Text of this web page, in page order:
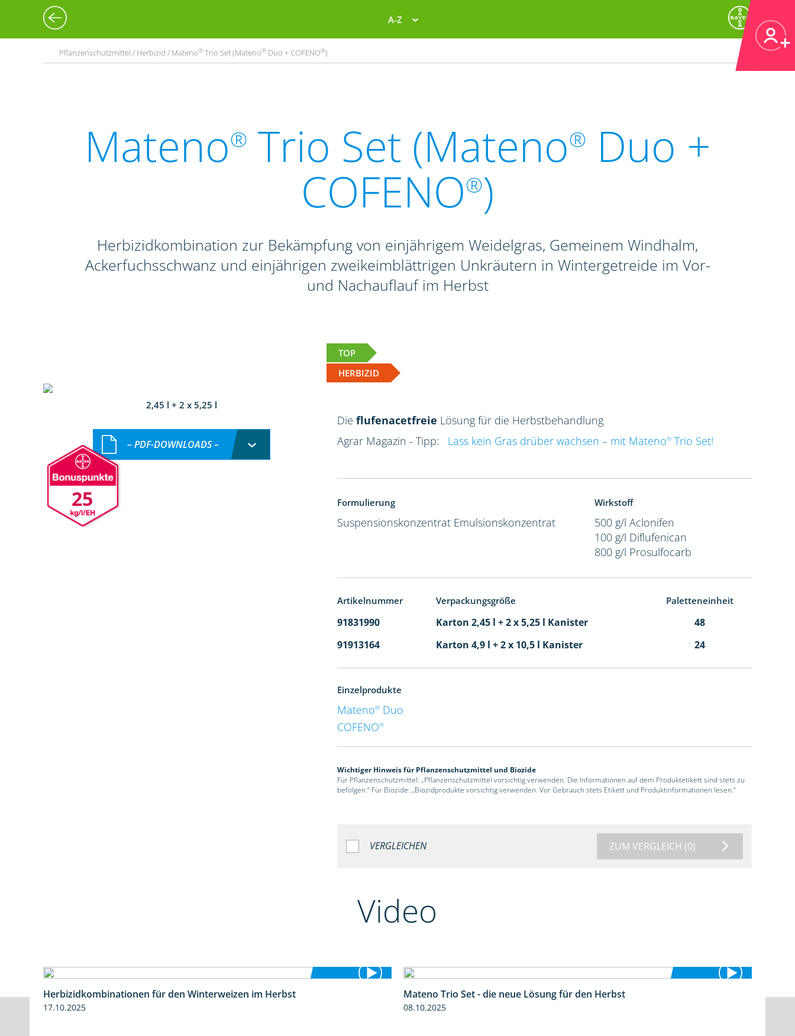
A-Z
Pflanzenschutzmittel / Herbizid / Mateno® Trio Set (Mateno® Duo + COFENO®)
Mateno® Trio Set (Mateno® Duo +
COFENO®)
Herbizidkombination zur Bekämpfung von einjährigem Weidelgras, Gemeinem Windhalm,
Ackerfuchsschwanz und einjährigen zweikeimblättrigen Unkräutern in Wintergetreide im Vor-
und Nachauflauf im Herbst
TOP
HERBIZID
2,45 l + 2 x 5,25 l
25
– PDF-DOWNLOADS –
Dieflufenacetfreie Lösung für die Herbstbehandlung
Agrar Magazin - Tipp:
Lass kein Gras drüber wachsen – mit Mateno® Trio Set!
Formulierung
Suspensionskonzentrat Emulsionskonzentrat
Wirkstoff
500 g/l Aclonifen
100 g/l Diflufenican
800 g/l Prosulfocarb
Artikelnummer Verpackungsgröße Paletteneinheit
91831990 Karton 2,45 l + 2 x 5,25 l Kanister
48
91913164
Karton 4,9 l + 2 x 10,5 l Kanister 24
Einzelprodukte
Mateno® Duo
COFENO®
Wichtiger Hinweis für Pflanzenschutzmittel und Biozide
Für Pflanzenschutzmittel: „Pflanzenschutzmittel vorsichtig verwenden. Die Informationen auf dem Produktetikett sind stets zu
befolgen.“ Für Biozide: „Biozidprodukte vorsichtig verwenden. Vor Gebrauch stets Etikett und Produktinformationen lesen.“
VERGLEICHEN ZUM VERGLEICH (0)
Video
Herbizidkombinationen für den Winterweizen im Herbst
17.10.2025
Mateno Trio Set - die neue Lösung für den Herbst
08.10.2025